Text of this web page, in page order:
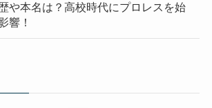
や本名は？高校時代にプロレスを始
響！